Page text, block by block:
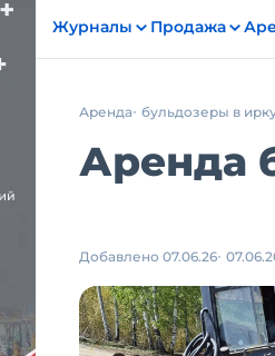
Журналы Продажа
Аренда бульдозеры в
Аренда
Добавлено 07.06.26